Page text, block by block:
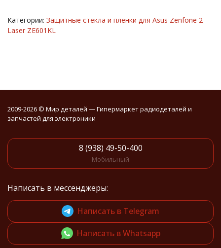
Категории: Защитные стекла и пленки для Asus Zenfone 2
Laser ZE601KL
2009-2026 © Мир деталей — Гипермаркет радиодеталей и
запчастей для электроники
8 (938) 49-50-400
Мобильный
Написать в мессенджеры:
Написать в Telegram
Написать в Whatsapp